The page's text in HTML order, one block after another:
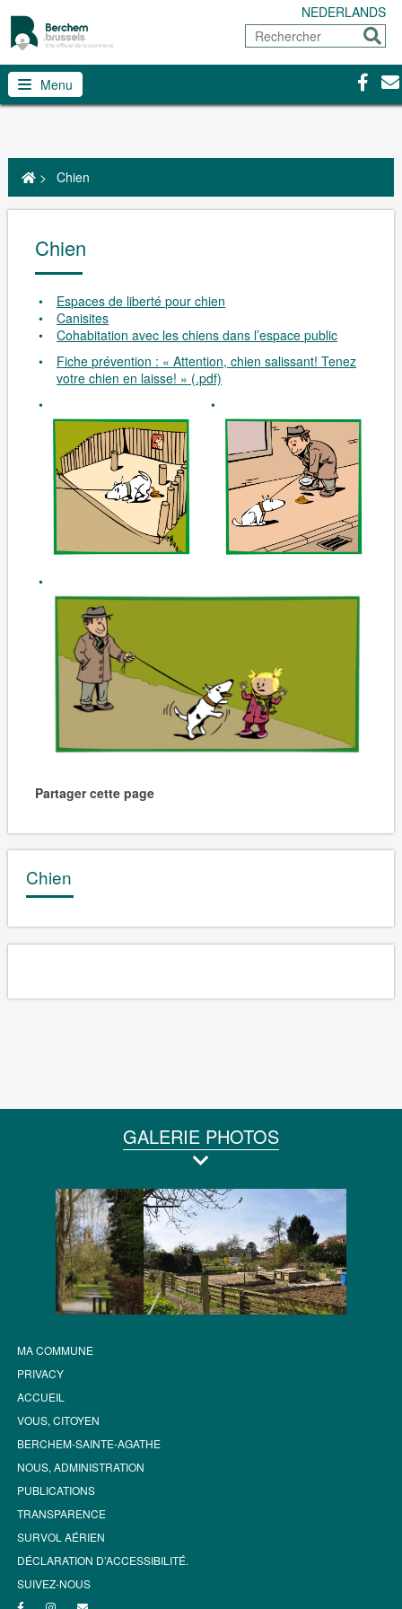
NEDERLANDS
Rechercher
Menu
> Chien
Chien
Espaces de liberté pour chien
Canisites
Cohabitation avec les chiens dans l’espace public
Fiche prévention : « Attention, chien salissant! Tenez
votre chien en laisse! » (.pdf)
Partager cette page
Chien
GALERIE PHOTOS
MA COMMUNE
PRIVACY
ACCUEIL
VOUS, CITOYEN
BERCHEM-SAINTE-AGATHE
NOUS, ADMINISTRATION
PUBLICATIONS
TRANSPARENCE
SURVOL AÉRIEN
DÉCLARATION D’ACCESSIBILITÉ.
SUIVEZ-NOUS